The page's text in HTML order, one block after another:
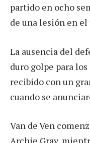
partido en ocho
de una lesión en
La ausencia del
duro golpe para los
recibido con un
cuando se
Van de Ven